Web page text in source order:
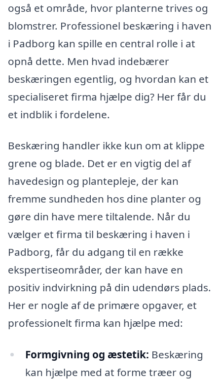
også et område, hvor planterne trives og
blomstrer. Professionel beskæring i haven
i Padborg kan spille en central rolle i at
opnå dette. Men hvad indebærer
beskæringen egentlig, og hvordan kan et
specialiseret firma hjælpe dig? Her får du
et indblik i fordelene.
Beskæring handler ikke kun om at klippe
grene og blade. Det er en vigtig del af
havedesign og plantepleje, der kan
fremme sundheden hos dine planter og
gøre din have mere tiltalende. Når du
vælger et firma til beskæring i haven i
Padborg, får du adgang til en række
ekspertiseområder, der kan have en
positiv indvirkning på din udendørs plads.
Her er nogle af de primære opgaver, et
professionelt firma kan hjælpe med:
Formgivning og æstetik: Beskæring
kan hjælpe med at forme træer og